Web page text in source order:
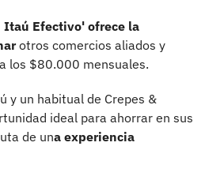
Itaú Efectivo' ofrece la
otros comercios aliados y
los $80.000 mensuales.
y un habitual de Crepes &
ideal para ahorrar en sus
de una experiencia